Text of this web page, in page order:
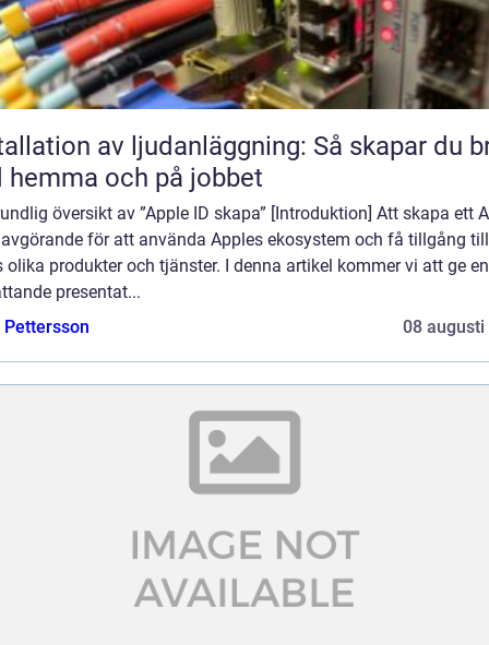
av ljudanläggning: Så skapar du
hemma och på jobbet
översikt av ”Apple ID skapa” [Introduktion] Att skapa ett
för att använda Apples ekosystem och få tillgång till
olika produkter och tjänster. I denna artikel kommer vi att ge en
presentat...
08 augusti